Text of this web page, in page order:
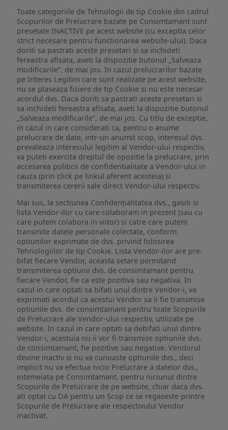
Toate categoriile de Tehnologii de tip Cookie din cadrul
Scopurilor de Prelucrare bazate pe Consimtamant sunt
presetate INACTIVE pe acest website (cu exceptia celor
strict necesare pentru functionarea website-ului). Daca
doriti sa pastrati aceste presetari si sa inchideti
fereastra afisata, aveti la dispozitie butonul „Salveaza
modificarile”, de mai jos. In cazul prelucrarilor bazate
pe Interes Legitim care sunt realizate pe acest website,
nu se plaseaza fisiere de tip Cookie si nu este necesar
acordul dvs. Daca doriti sa pastrati aceste presetari si
sa inchideti fereastra afisata, aveti la dispozitie butonul
„Salveaza modificarile”, de mai jos. Cu titlu de exceptie,
in cazul in care considerati ca, pentru o anume
prelucrare de date, intr-un anumit scop, interesul dvs.
prevaleaza interesului legitim al Vendor-ului respectiv,
va puteti exercita dreptul de opozitie la prelucrare, prin
accesarea politicii de confidentialitate a Vendor-ului in
cauza (prin click pe linkul aferent acesteia) si
transmiterea cererii sale direct Vendor-ului respectiv.
Mai sus, la sectiunea Confidențialitatea dvs., gasiti si
lista Vendor-ilor cu care colaboram in prezent (sau cu
care putem colabora in viitor) si catre care putem
transmite datele personale colectate, conform
optiunilor exprimate de dvs. privind folosirea
Tehnologiilor de tip Cookie. Lista Vendor-ilor are pre-
bifat fiecare Vendor, aceasta setare permitand
transmiterea optiunii dvs. de consimtamant pentru
fiecare Vendor, fie ca este pozitiva sau negativa. In
cazul in care optati sa bifati unul dintre Vendor-i, va
exprimati acordul ca acestui Vendor sa ii fie transmise
optiunile dvs. de consimtamant pentru toate Scopurile
de Prelucrare ale Vendor-ului respectiv, utilizate pe
website. In cazul in care optati sa debifati unul dintre
Vendor-i, acestuia nu ii vor fi transmise optiunile dvs.
de consimtamant, fie pozitive sau negative. Vendorul
devine inactiv si nu va cunoaste optiunile dvs., deci
implicit nu va efectua nicio Prelucrare a datelor dvs.,
intemeiata pe Consimtamant, pentru niciunul dintre
Scopurile de Prelucrare de pe website, chiar daca dvs.
ati optat cu DA pentru un Scop ce se regaseste printre
Scopurile de Prelucrare ale respectivului Vendor
inactivat.